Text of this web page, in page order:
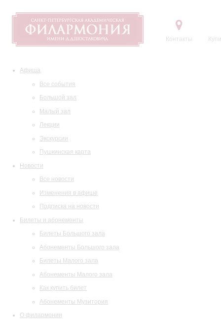
Контакты
Афиша
Все события
Большой зал
Малый зал
Лекции
Экскурсии
Пушкинская карта
Новости
Все новости
Изменения в афише
Подписка на новости
Билеты и абонементы
Билеты Большого зала
Абонементы Большого зала
Билеты Малого зала
Абонементы Малого зала
Как купить билет
Абонементы Музитория
О филармонии